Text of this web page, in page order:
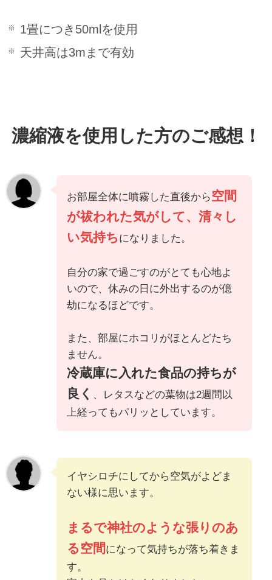
1畳につき50mlを使用
天井高は3mまで有効
濃縮液を使用した方のご感想！
お部屋全体に噴霧した直後から空間
が祓われた気がして、清々し
い気持ち になりました。
自分の家で過ごすのがとても心地よ
いので、休みの日に外出するのが億
劫になるほどです。
また、部屋にホコリがほとんどたち
ません。
冷蔵庫に入れた食品の持ちが
良く 、レタスなどの葉物は2週間以
上経ってもパリッとしています。
イヤシロチにしてから空気がよどま
ない様に思います。
まるで神社のような張りのあ
る空間 になって気持ちが落ち着きま
す。